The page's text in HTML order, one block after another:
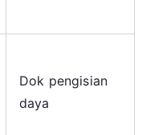
Dok pengisian
daya